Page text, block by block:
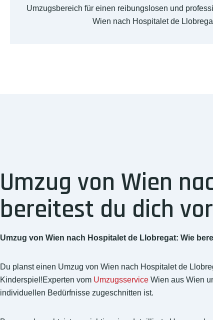
Umzugsbereich für einen reibungslosen und
Wien nach Hospitalet de
Umzug von Wien
bereitest du dich
Umzug von Wien nach Hospitalet de Llobregat: Wie
Du planst einen Umzug von Wien nach Hospitalet de
Kinderspiel!Experten vom Umzugsservice Wien aus Wien
individuellen Bedürfnisse zugeschnitten ist.